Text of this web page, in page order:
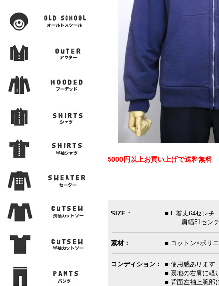
5000円以上お買い上げで送料無料
SIZE：
■ L 着丈64センチ
肩幅51センチ
素材： ■ コットン×ポリ
コンディション：
■ 使用感あります
■ 裏地の右肩に軽
■ 背面左袖上腕部